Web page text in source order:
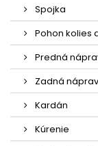
Spojka
Pohon kolies
Predná
Zadná
Kardán
Kúrenie